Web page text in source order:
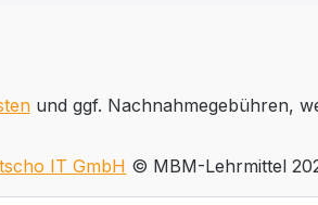
und ggf. Nachnahmegebühren,
IT GmbH © MBM-Lehrmittel